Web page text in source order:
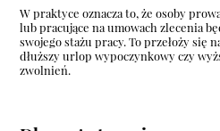
W praktyce oznacza to, że osoby
lub pracujące na umowach zlecenia
swojego stażu pracy. To przełoży się
dłuższy urlop wypoczynkowy czy
zwolnień.